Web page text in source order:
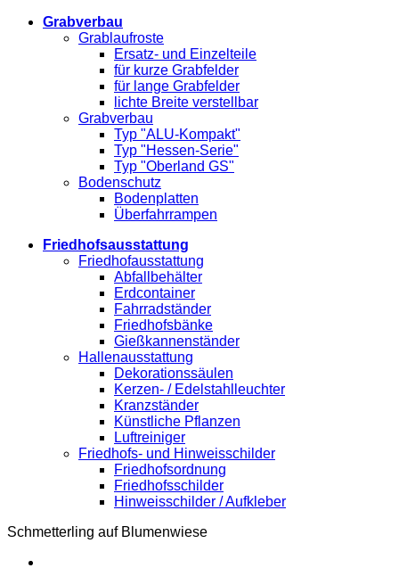
Grabverbau
Grablaufroste
Ersatz- und Einzelteile
für kurze Grabfelder
für lange Grabfelder
lichte Breite verstellbar
Grabverbau
Typ "ALU-Kompakt"
Typ "Hessen-Serie"
Typ "Oberland GS"
Bodenschutz
Bodenplatten
Überfahrrampen
Friedhofsausstattung
Friedhofausstattung
Abfallbehälter
Erdcontainer
Fahrradständer
Friedhofsbänke
Gießkannenständer
Hallenausstattung
Dekorationssäulen
Kerzen- / Edelstahlleuchter
Kranzständer
Künstliche Pflanzen
Luftreiniger
Friedhofs- und Hinweisschilder
Friedhofsordnung
Friedhofsschilder
Hinweisschilder / Aufkleber
Schmetterling auf Blumenwiese